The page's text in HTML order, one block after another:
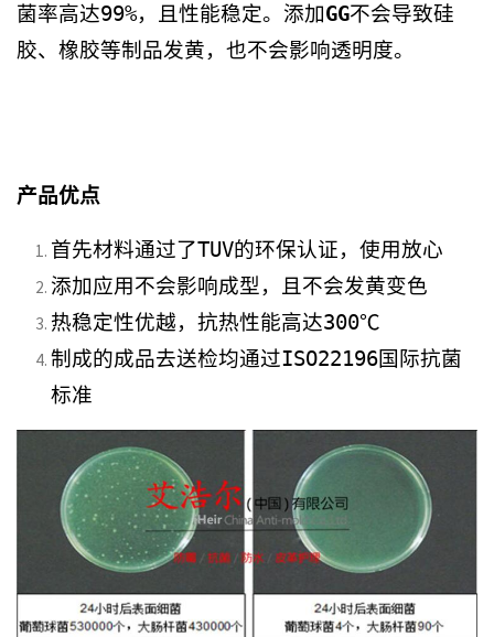
菌率高达99%，且性能稳定。添加GG不会导致硅
胶、橡胶等制品发黄，也不会影响透明度。
产品优点
首先材料通过了TUV的环保认证，使用放心
添加应用不会影响成型，且不会发黄变色
热稳定性优越，抗热性能高达300℃
制成的成品去送检均通过ISO22196国际抗菌
标准